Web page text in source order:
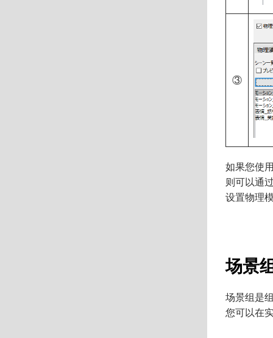
③
如果您使
则可以通
设置物理
场景
场景组是
您可以在